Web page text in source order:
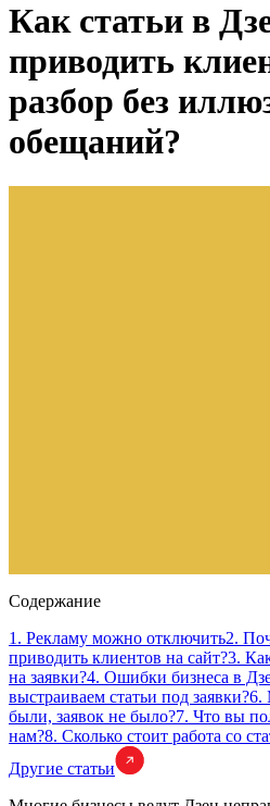
Как статьи в
приводить
разбор без
обещаний?
Содержание
1. Рекламу можно отключить2.
приводить клиентов на сайт?3.
на заявки?4. Ошибки бизнеса в
выстраиваем статьи под заявки?6.
были, заявок не было?7. Что вы
нам?8. Сколько стоит работа со
Другие статьи